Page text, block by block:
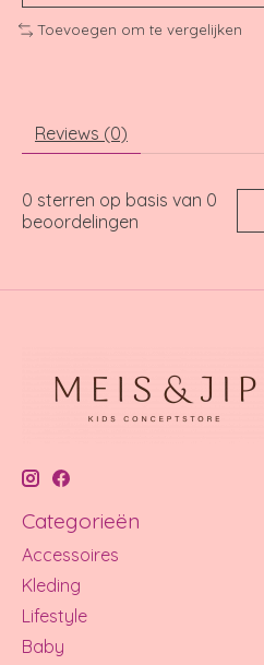
Toevoegen om te vergelijken
Reviews (0)
0 sterren op basis van 0
beoordelingen
Categorieën
Accessoires
Kleding
Lifestyle
Baby